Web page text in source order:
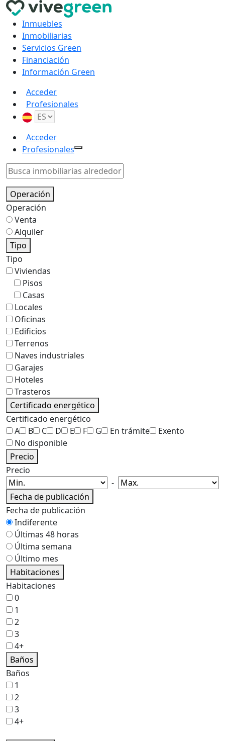
Inmuebles
Inmobiliarias
Servicios Green
Financiación
Información Green
Acceder
Profesionales
Acceder
Profesionales
Operación
Operación
Venta
Alquiler
Tipo
Tipo
Viviendas
Pisos
Casas
Locales
Oficinas
Edificios
Terrenos
Naves industriales
Garajes
Hoteles
Trasteros
Certificado energético
Certificado energético
A
B C D E F G En trámite
Exento
No disponible
Precio
Precio
-
Fecha de publicación
Fecha de publicación
Indiferente
Últimas 48 horas
Última semana
Último mes
Habitaciones
Habitaciones
0
1
2
3
4+
Baños
Baños
1
2
3
4+